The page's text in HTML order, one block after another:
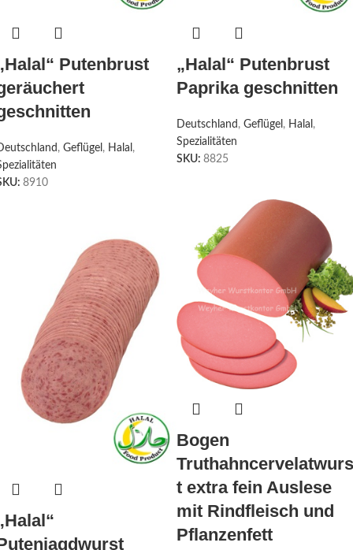
Putenbrust
, Geflügel , Halal ,
8910
„Halal“ Putenbrust
Paprika geschnitten
Deutschland , Geflügel , Halal ,
Spezialitäten
SKU: 8825
Bogen
Truthahncervelatwurs
t extra fein Auslese
mit Rindfleisch und
Pflanzenfett